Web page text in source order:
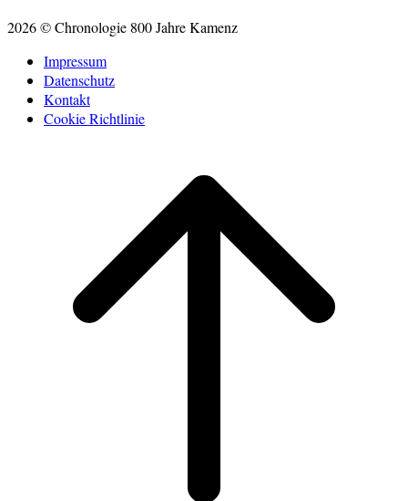
2026 © Chronologie 800 Jahre Kamenz
Impressum
Datenschutz
Kontakt
Cookie Richtlinie